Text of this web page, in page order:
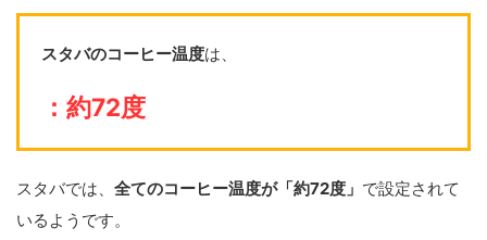
スタバのコーヒー温度は、
： 約72度
スタバでは、 全てのコーヒー温度が「約72度」 で設定されて
いるようです。